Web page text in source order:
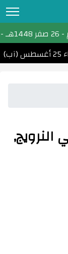
26 صفر 1448هـ
-
2025 1447 في النرويج,